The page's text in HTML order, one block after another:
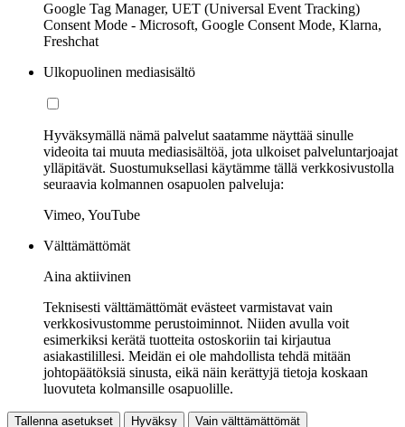
Google Tag Manager, UET (Universal Event Tracking)
Consent Mode - Microsoft, Google Consent Mode, Klarna,
Freshchat
Ulkopuolinen mediasisältö
Hyväksymällä nämä palvelut saatamme näyttää sinulle
videoita tai muuta mediasisältöä, jota ulkoiset palveluntarjoajat
ylläpitävät. Suostumuksellasi käytämme tällä verkkosivustolla
seuraavia kolmannen osapuolen palveluja:
Vimeo, YouTube
Välttämättömät
Aina aktiivinen
Teknisesti välttämättömät evästeet varmistavat vain
verkkosivustomme perustoiminnot. Niiden avulla voit
esimerkiksi kerätä tuotteita ostoskoriin tai kirjautua
asiakastilillesi. Meidän ei ole mahdollista tehdä mitään
johtopäätöksiä sinusta, eikä näin kerättyjä tietoja koskaan
luovuteta kolmansille osapuolille.
Tallenna asetukset Hyväksy Vain välttämättömät